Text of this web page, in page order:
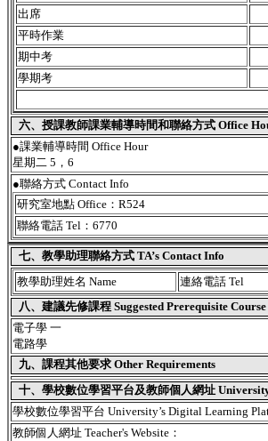
出席
平時作業
期中考
學期考
六、授課教師課業輔導時間和聯絡方式 Office
●課業輔導時間 Office Hour
星期二 5，6
●聯絡方式 Contact Info
研究室地點 Office：R524
聯絡電話 Tel：6770
七、教學助理聯絡方式 TA’s Contact Info
教學助理姓名 Name
連絡電話 Tel
八、建議先修課程 Suggested Prerequisite Course
電子學 一
電路學
九、課程其他要求 Other Requirements
十、學校數位學習平台及教師個人網址
學校數位學習平台 University’s Digital Learning
教師個人網址 Teacher's Website：